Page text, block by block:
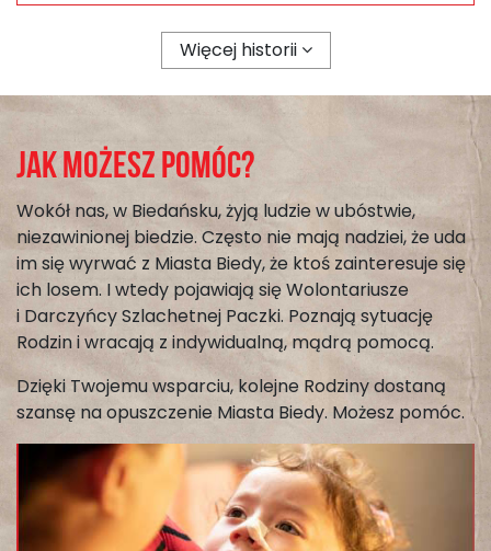
Więcej historii
Jak możesz pomóc?
Wokół nas, w Biedańsku, żyją ludzie w ubóstwie,
niezawinionej biedzie. Często nie mają nadziei, że uda
im się wyrwać z Miasta Biedy, że ktoś zainteresuje się
ich losem. I wtedy pojawiają się Wolontariusze
i Darczyńcy Szlachetnej Paczki. Poznają sytuację
Rodzin i wracają z indywidualną, mądrą pomocą.
Dzięki Twojemu wsparciu, kolejne Rodziny dostaną
szansę na opuszczenie Miasta Biedy. Możesz pomóc.